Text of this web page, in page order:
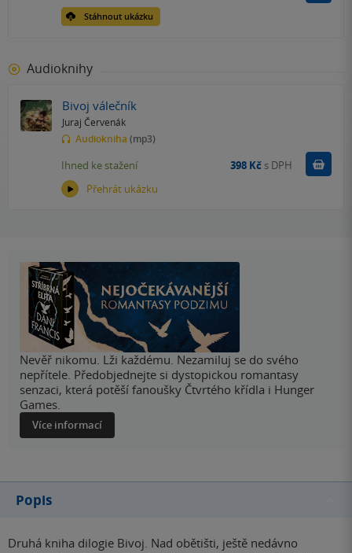
Stáhnout ukázku
Audioknihy
Bivoj válečník
Juraj Červenák
Audiokniha (mp3)
Přehrát ukázku
Ihned ke stažení 398 Kč s DPH Koupit
Nevěř nikomu. Lži každému. Nezamiluj se do svého
nepřítele. Předobjednejte si dystopickou romantasy
senzaci, která potěší fanoušky Čtvrtého křídla i Hunger
Games.
Více informací
Popis
Druhá kniha dilogie Bivoj. Nad obětišti, ještě nedávno